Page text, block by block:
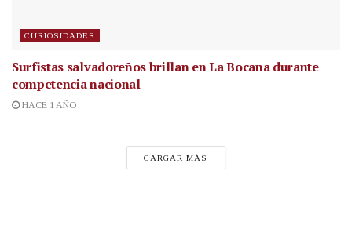
CURIOSIDADES
Surfistas salvadoreños brillan en La Bocana durante
competencia nacional
HACE 1 AÑO
CARGAR MÁS